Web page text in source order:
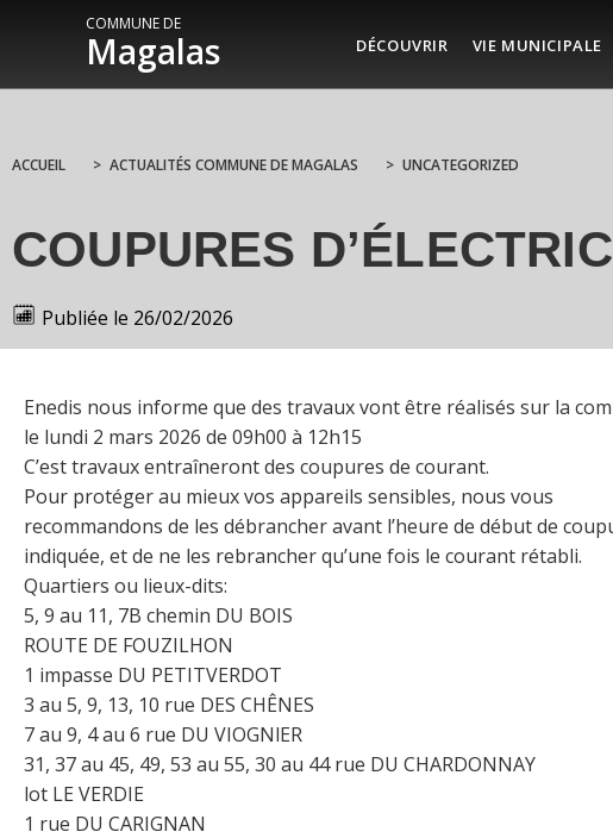
COMMUNE DE
Magalas DÉCOUVRIR VIE MUNICIPALE
ACCUEIL > ACTUALITÉS COMMUNE DE MAGALAS > UNCATEGORIZED
COUPURES
Publiée le 26/02/2026
Enedis nous informe que des travaux vont être réalisés sur la
le lundi 2 mars 2026 de 09h00 à 12h15
C’est travaux entraîneront des coupures de courant.
Pour protéger au mieux vos appareils sensibles, nous vous
recommandons de les débrancher avant l’heure de début de
indiquée, et de ne les rebrancher qu’une fois le courant rétabli.
Quartiers ou lieux-dits:
5, 9 au 11, 7B chemin DU BOIS
ROUTE DE FOUZILHON
1 impasse DU PETITVERDOT
3 au 5, 9, 13, 10 rue DES CHÊNES
7 au 9, 4 au 6 rue DU VIOGNlER
31, 37 au 45, 49, 53 au 55, 30 au 44 rue DU CHARDONNAY
lot LE VERDIE
1 rue DU CARIGNAN